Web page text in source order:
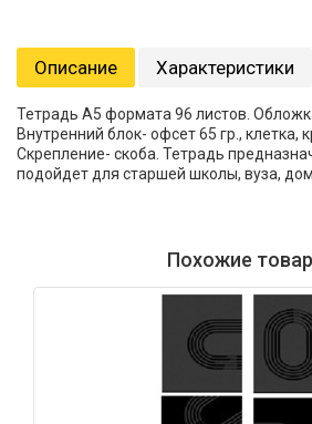
Описание Характеристики
Тетрадь А5 формата 96 листов.
Внутренний блок- офсет 65 гр., клетка,
Скрепление- скоба. Тетрадь
подойдет для старшей школы, вуза,
Похожие